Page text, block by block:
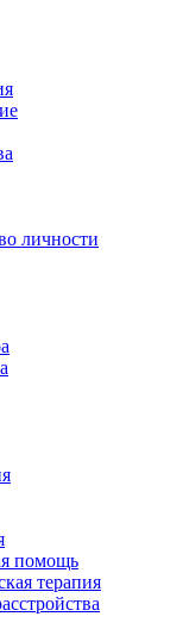
личности
помощь
терапия